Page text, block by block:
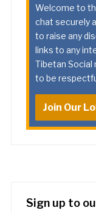
Welcome to
chat securely
to raise any
links to any
Tibetan Social
to be
Join Our
Sign up to